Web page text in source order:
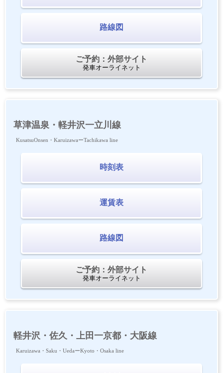
路線図
ご予約：外部サイト
発車オーライネット
草津温泉・軽井沢一立川線
KusatsuOnsen・KaruizawaーTachikawa line
時刻表
運賃表
路線図
ご予約：外部サイト
発車オーライネット
軽井沢・佐久・上田一京都・大阪線
Karuizawa・Saku・UedaーKyoto・Osaka line